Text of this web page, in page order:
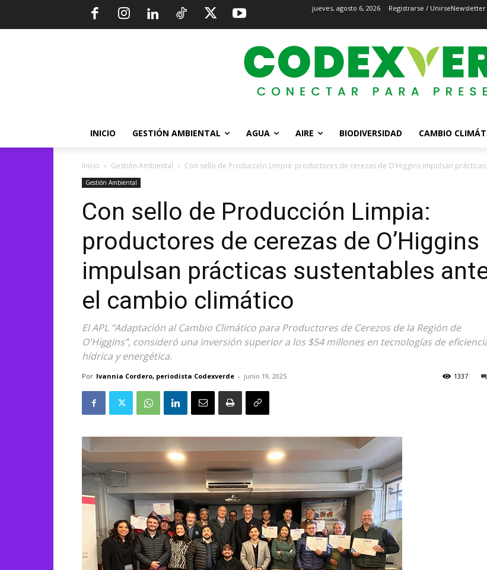
jueves, agosto 6, 2026 Registrarse / UnirseNewsletter
INICIO GESTIÓN AMBIENTAL AGUA AIRE BIODIVERSIDAD CAMBIO
Inicio Gestión Ambiental Con sello de Producción Limpia: productores de cerezas de O’Higgins impulsan
Gestión Ambiental
Con sello de Producción Limpia:
productores de cerezas de O’Higgins
impulsan prácticas sustentables
el cambio climático
El APL “Adaptación al Cambio Climático para Productores de Cerezos de la Región de
O'Higgins”, consideró una inversión superior a los $54 millones en tecnologías de
hídrica y energética.
Por Ivannia Cordero, periodista Codexverde - junio 19, 2025 1337